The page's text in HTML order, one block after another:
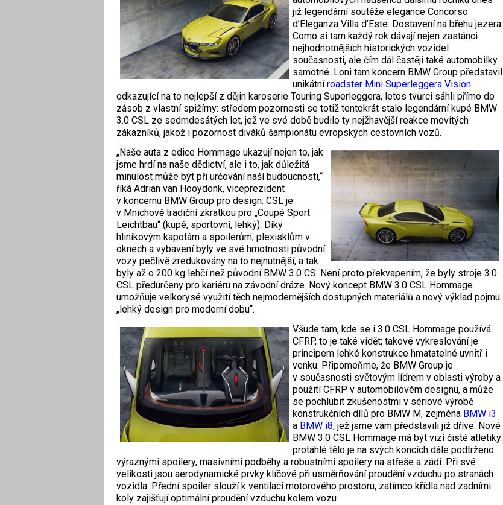
již legendární soutěže elegance Concorso
d’Eleganza Villa d’Este. Dostavení na břehu jezera
Como si tam každý rok dávají nejen zastánci
nejhodnotnějších historických vozidel
současnosti, ale čím dál častěji také automobilky
samotné. Loni tam koncern BMW Group představil
unikátníroadster Mini Superleggera Vision
odkazující na to nejlepší z dějin karoserie Touring Superleggera, letos tvůrci sáhli přímo do
zásob z vlastní spižírny: středem pozornosti se totiž tentokrát stalo legendární kupé BMW
3.0 CSL ze sedmdesátých let, jež ve své době budilo ty nejžhavější reakce movitých
zákazníků, jakož i pozornost diváků šampionátu evropských cestovních vozů.
„Naše auta z edice Hommage ukazují nejen to, jak
jsme hrdí na naše dědictví, ale i to, jak důležitá
minulost může být při určování naší budoucnosti,“
říká Adrian van Hooydonk, viceprezident
v koncernu BMW Group pro design. CSL je
v Mnichově tradiční zkratkou pro „Coupé Sport
Leichtbau“ (kupé, sportovní, lehký). Díky
hliníkovým kapotám a spoilerům, plexisklům v
oknech a vybavení byly ve své hmotnosti původní
vozy pečlivě zredukovány na to nejnutnější, a tak
byly až o 200 kg lehčí než původní BMW 3.0 CS. Není proto překvapením, že byly stroje 3.0
CSL předurčeny pro kariéru na závodní dráze. Nový koncept BMW 3.0 CSL Hommage
umožňuje velkorysé využití těch nejmodernějších dostupných materiálů a nový výklad pojmu
„lehký design pro moderní dobu“.
Všude tam, kde se i 3.0 CSL Hommage používá
CFRP, to je také vidět; takové vykreslování je
principem lehké konstrukce hmatatelné uvnitř i
venku. Připomeňme, že BMW Group je
v současnosti světovým lídrem v oblasti výroby a
použití CFRP v automobilovém designu, a může
se pochlubit zkušenostmi v sériové výrobě
konstrukčních dílů pro BMW M, zejména BMW i3
a BMW i8, jež jsme vám představili již dříve. Nové
BMW 3.0 CSL Hommage má být vizí čisté atletiky:
protáhlé tělo je na svých koncích dále podtrženo
výraznými spoilery, masivními podběhy a robustními spoilery na střeše a zádi. Při své
velikosti jsou aerodynamické prvky klíčové při usměrňování proudění vzduchu po stranách
vozidla. Přední spoiler slouží k ventilaci motorového prostoru, zatímco křídla nad zadními
koly zajišťují optimální proudění vzduchu kolem vozu.